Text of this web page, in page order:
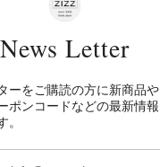
ノ
News Letter
ーをご購読の方に新商品
ポンコードなどの最新情
。